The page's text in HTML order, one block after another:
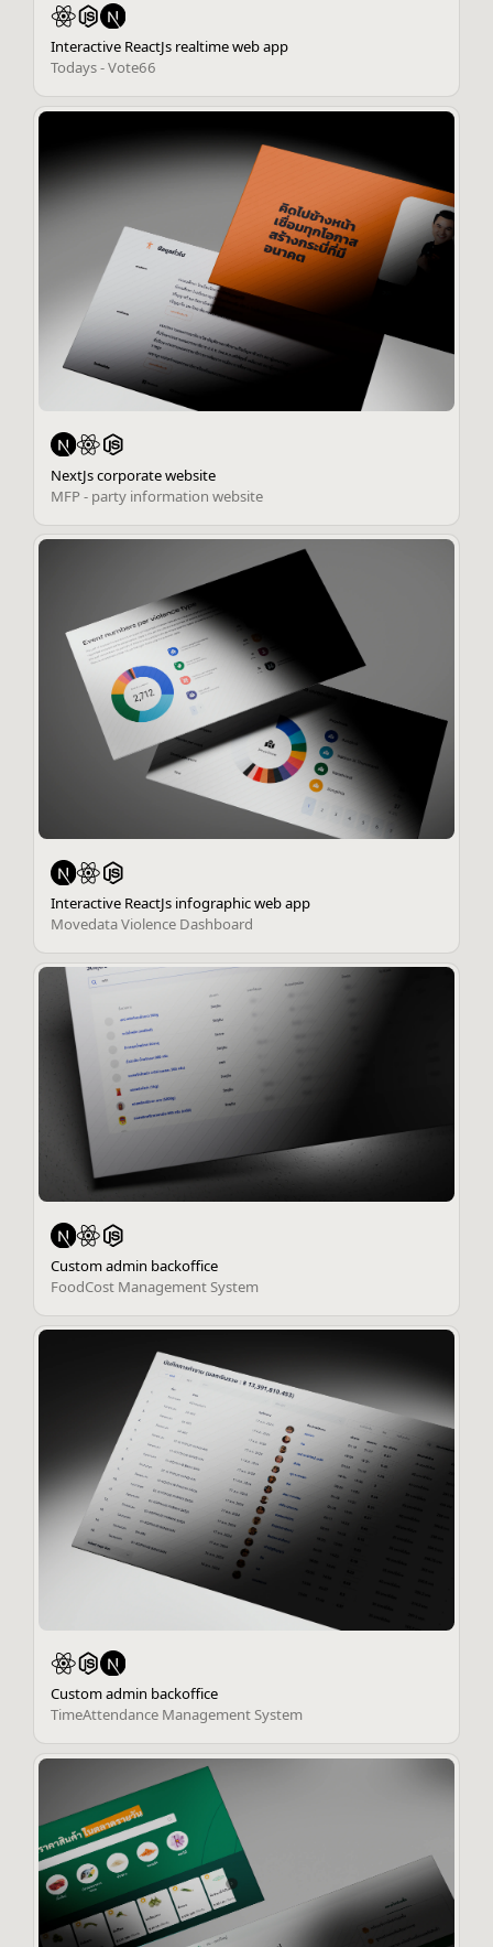
Interactive ReactJs realtime web app
Todays - Vote66
NextJs corporate website
MFP - party information website
Interactive ReactJs infographic web app
Movedata Violence Dashboard
Custom admin backoffice
FoodCost Management System
Custom admin backoffice
TimeAttendance Management System